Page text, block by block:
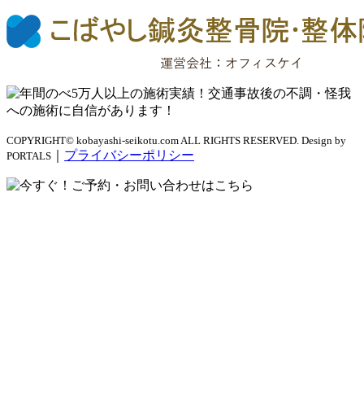
COPYRIGHT© kobayashi-seikotu.com ALL RIGHTS RESERVED. Design by
PORTALS
プライバシーポリシー